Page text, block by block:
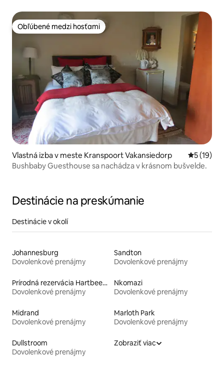
Obľúbené medzi hosťami
Obľúbené medzi hosťami
Vlastná izba v meste Kranspoort Vakansiedorp
5 (19)
Bushbaby Guesthouse sa nachádza v krásnom bušvelde.
Destinácie na preskúmanie
Destinácie v okolí
Johannesburg
Dovolenkové prenájmy
Sandton
Dovolenkové prenájmy
Prírodná rezervácia Hartbeespoort Dam
Dovolenkové prenájmy
Nkomazi
Dovolenkové prenájmy
Midrand
Dovolenkové prenájmy
Marloth Park
Dovolenkové prenájmy
Dullstroom
Dovolenkové prenájmy
Zobraziť viac